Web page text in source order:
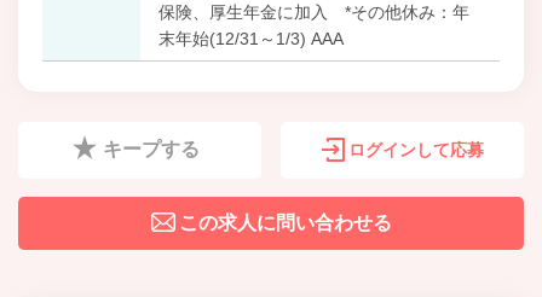
保険、厚生年金に加入 *その他休み：年
末年始(12/31～1/3) AAA
キープする ログインして応募
この求人に問い合わせる